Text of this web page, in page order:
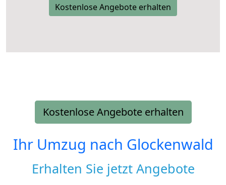
Kostenlose Angebote erhalten
Kostenlose Angebote erhalten
Ihr Umzug nach Glockenwald
Erhalten Sie jetzt Angebote